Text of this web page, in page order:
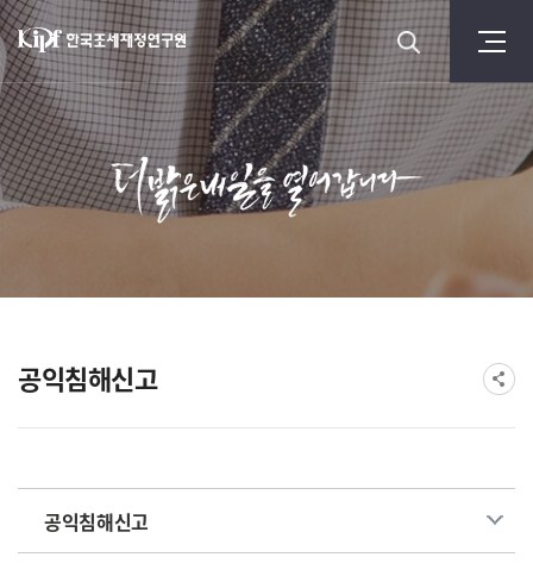
공익침해신고
공익침해신고